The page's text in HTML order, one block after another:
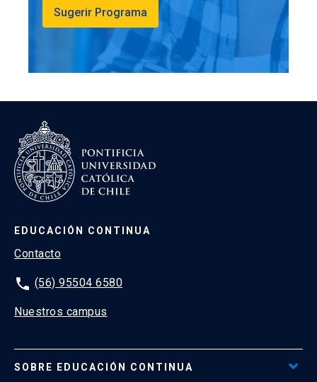
Sugerir Programa
EDUCACIÓN CONTINUA
Contacto
phone (56) 95504 6580
Nuestros campus
SOBRE EDUCACIÓN CONTINUA